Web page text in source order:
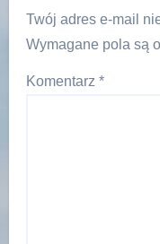
Twój adres e-mail
Wymagane pola są
Komentarz *